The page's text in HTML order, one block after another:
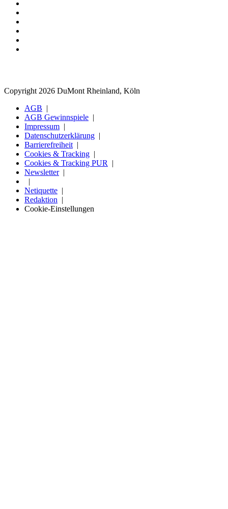
Copyright 2026 DuMont Rheinland, Köln
AGB
AGB Gewinnspiele
Impressum
Datenschutzerklärung
Barrierefreiheit
Cookies & Tracking
Cookies & Tracking PUR
Newsletter
Netiquette
Redaktion
Cookie-Einstellungen